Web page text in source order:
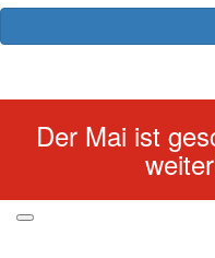
Der Mai ist